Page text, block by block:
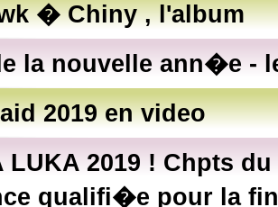
� Chiny , l'album
la nouvelle ann�e -
2019 en video
LUKA 2019 ! Chpts
qualifi�e pour la